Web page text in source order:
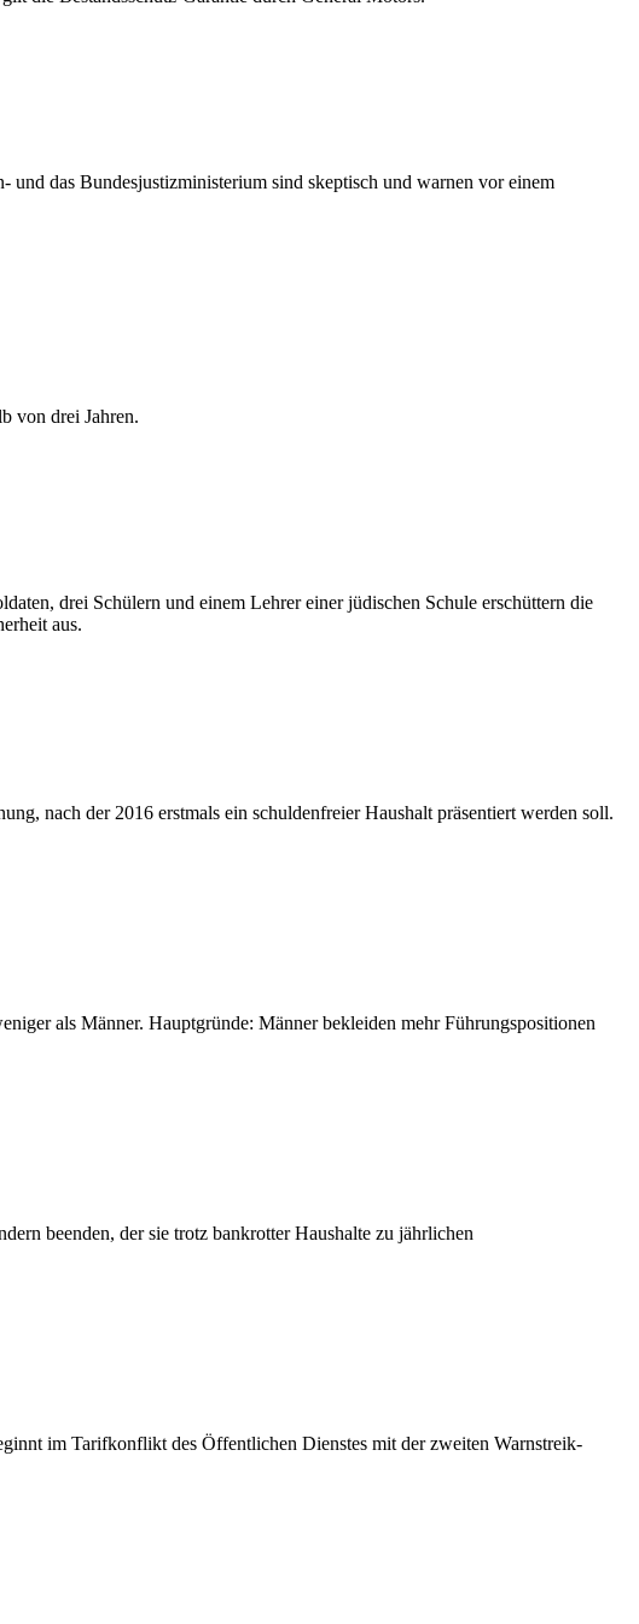
das Bundesjustizministerium sind skeptisch und warnen vor einem
von drei Jahren.
drei Schülern und einem Lehrer einer jüdischen Schule erschüttern die
aus.
nach der 2016 erstmals ein schuldenfreier Haushalt präsentiert werden soll.
als Männer. Hauptgründe: Männer bekleiden mehr Führungspositionen
beenden, der sie trotz bankrotter Haushalte zu jährlichen
im Tarifkonflikt des Öffentlichen Dienstes mit der zweiten Warnstreik-